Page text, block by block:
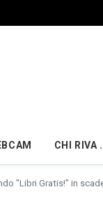
CHI RIVA
"Libri Gratis!" in